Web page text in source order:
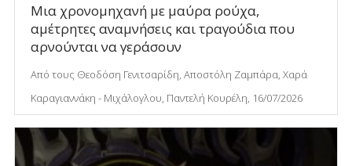
Μια χρονομηχανή με μαύρα ρούχα,
αμέτρητες αναμνήσεις και τραγούδια που
αρνούνται να γεράσουν
Από τους Θεοδόση Γενιτσαρίδη, Αποστόλη Ζαμπάρα, Χαρά
Καραγιαννάκη - Μιχάλογλου, Παντελή Κουρέλη, 16/07/2026